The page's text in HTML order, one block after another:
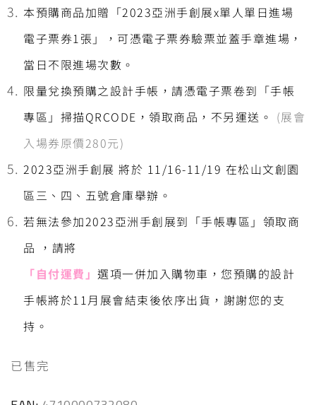
本預購商品加贈「2023亞洲手創展x單人單日進場
電子票券1張」，可憑電子票券驗票並蓋手章進場，
當日不限進場次數。
限量兌換預購之設計手帳，請憑電子票卷到「手帳
專區」掃描QRCODE，領取商品，不另運送。 (展會
入場券原價280元)
2023亞洲手創展 將於 11/16-11/19 在松山文創園
區三、四、五號倉庫舉辦。
若無法參加2023亞洲手創展到「手帳專區」領取商
品 ，請將
「自付運費 」 選項一併加入購物車，您預購的設計
手帳將於11月展會結束後依序出貨，謝謝您的支
持。
已售完